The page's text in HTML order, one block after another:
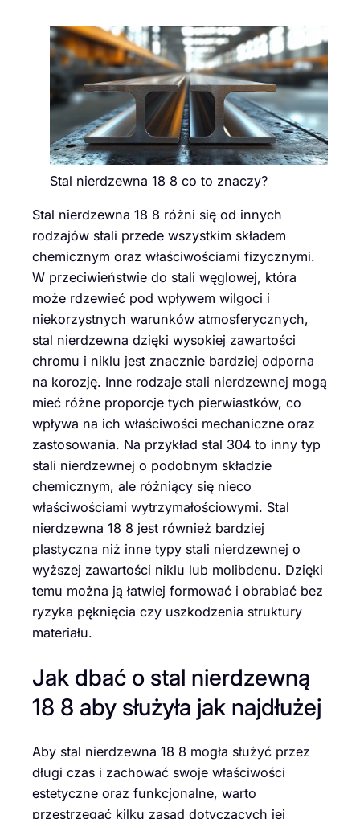
Stal nierdzewna 18 8 co to znaczy?
Stal nierdzewna 18 8 różni się od innych
rodzajów stali przede wszystkim składem
chemicznym oraz właściwościami fizycznymi.
W przeciwieństwie do stali węglowej, która
może rdzewieć pod wpływem wilgoci i
niekorzystnych warunków atmosferycznych,
stal nierdzewna dzięki wysokiej zawartości
chromu i niklu jest znacznie bardziej odporna
na korozję. Inne rodzaje stali nierdzewnej mogą
mieć różne proporcje tych pierwiastków, co
wpływa na ich właściwości mechaniczne oraz
zastosowania. Na przykład stal 304 to inny typ
stali nierdzewnej o podobnym składzie
chemicznym, ale różniący się nieco
właściwościami wytrzymałościowymi. Stal
nierdzewna 18 8 jest również bardziej
plastyczna niż inne typy stali nierdzewnej o
wyższej zawartości niklu lub molibdenu. Dzięki
temu można ją łatwiej formować i obrabiać bez
ryzyka pęknięcia czy uszkodzenia struktury
materiału.
Jak dbać o stal nierdzewną
18 8 aby służyła jak najdłużej
Aby stal nierdzewna 18 8 mogła służyć przez
długi czas i zachować swoje właściwości
estetyczne oraz funkcjonalne, warto
przestrzegać kilku zasad dotyczących jej